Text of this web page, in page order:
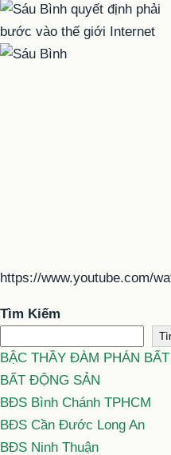
https://www.youtube.com/
Tìm Kiếm
BẬC THẦY ĐÀM PHÁN
BẤT ĐỘNG SẢN
BĐS Bình Chánh TPHCM
BĐS Cần Đước Long An
BĐS Ninh Thuận